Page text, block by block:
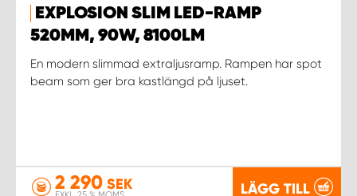
EXPLOSION SLIM LED-RAMP
520MM, 90W, 8100LM
En modern slimmad extraljusramp. Rampen har spot
beam som ger bra kastlängd på ljuset.
2 290 SEK LÄGG TILL